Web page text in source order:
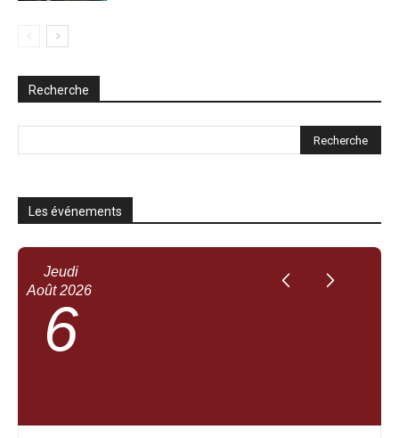
Recherche
Les événements
Jeudi
Août 2026
6